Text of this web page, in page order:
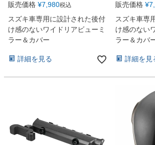
販売価格 ¥7,980税込
スズキ車専用に設計された後付
け感のないワイドリアビューミ
ラー＆カバー
詳細を見る
販売価格 ¥
スズキ車専
け感のない
ラー＆カバ
詳細を見